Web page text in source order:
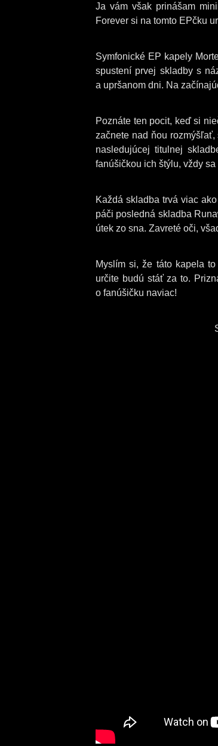
Ja vám však prinášam
Forever si na tomto EPčku
Symfonické EP kapely
spustení prvej skladby s
a upršanom dni. Na
Poznáte ten pocit, keď si
začnete nad ňou
nasledujúcej titulnej
fanúšičkou ich štýlu, vždy
Každá skladba trvá viac
páči posledná skladba
útek zo sna. Zavreté oči,
Myslím si, že táto kapela
určite budú stáť za to.
o fanúšičku naviac!